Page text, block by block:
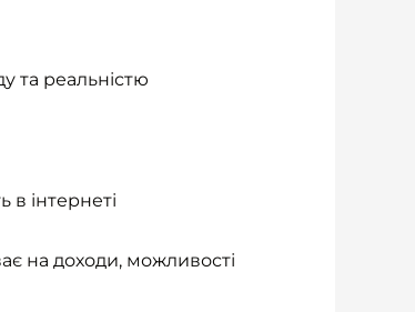
та реальністю
в інтернеті
на доходи, можливості